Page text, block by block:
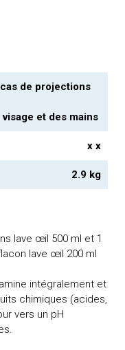
de projections
et des mains
x x
2.9 kg
lave œil 500 ml et 1
lave œil 200 ml
intégralement et
chimiques (acides,
vers un pH